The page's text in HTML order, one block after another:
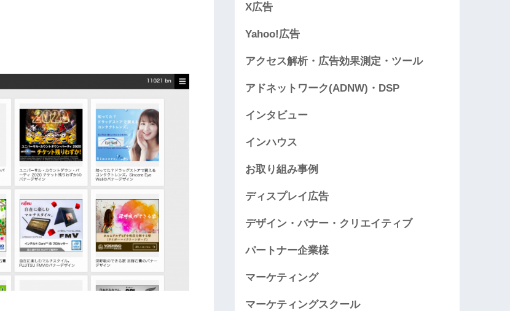
X広告
Yahoo!広告
アクセス解析・広告効果測定・ツール
アドネットワーク(ADNW)・DSP
インタビュー
インハウス
お取り組み事例
ディスプレイ広告
デザイン・バナー・クリエイティブ
パートナー企業様
マーケティング
マーケティングスクール